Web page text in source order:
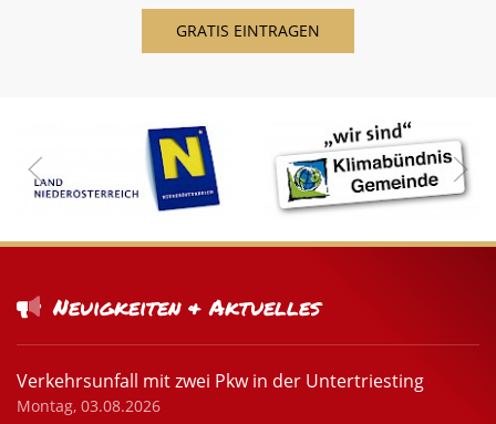
Neuigkeiten & Aktuelles
Verkehrsunfall mit zwei Pkw in der Untertriesting
Montag, 03.08.2026